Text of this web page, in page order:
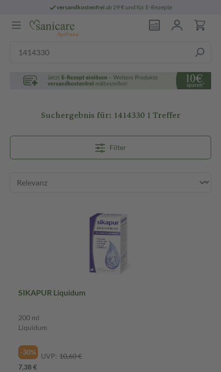
versandkostenfreiab 29 € und für E-Rezepte
Suchergebnis für: 1414330 1 Treffer
Filter
SIKAPUR Liquidum
200 ml
Liquidum
-30% UVP: 10,60 €
7,38 €